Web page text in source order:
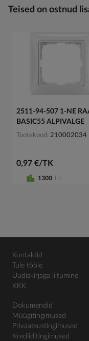
Teised on ostnud
2511-94-507 1-NE
BASIC55 ALPIVALGE
Tootekood 210002034
0,97 €/TK
1300 TK
Kontaktid
Tule tööle
Uudiskirjaga liitumine
KKK
Dokumendid
Müügitingimused
Privaatsustingimused
Krediiditingimused